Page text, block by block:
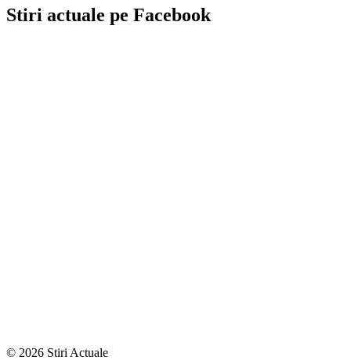
Stiri actuale pe Facebook
© 2026 Stiri Actuale